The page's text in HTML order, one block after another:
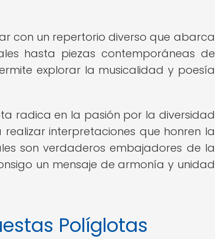
con un repertorio diverso que abarca
hasta piezas contemporáneas de
explorar la musicalidad y poesía
radica en la pasión por la diversidad
interpretaciones que honren la
son verdaderos embajadores de la
un mensaje de armonía y unidad
Políglotas